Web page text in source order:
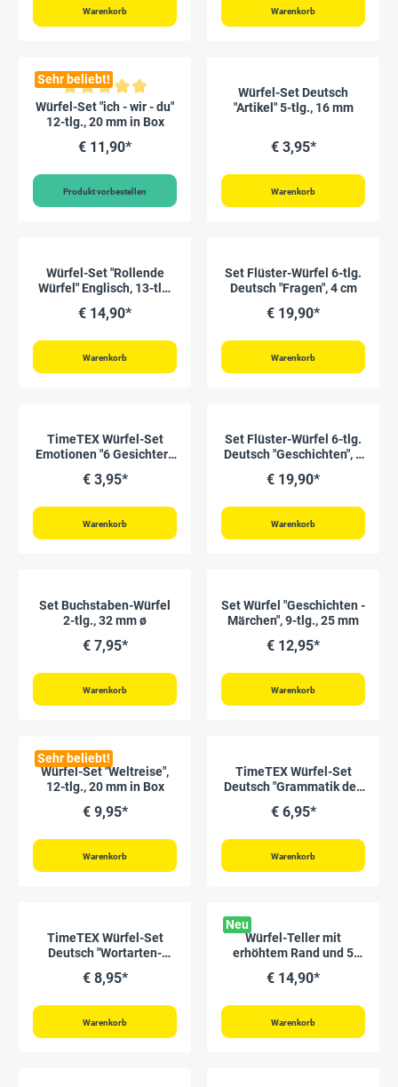
Warenkorb Warenkorb
Sehr beliebt!
Durchschnittliche Bewertung von 5 von 5 Sternen
Würfel-Set "ich - wir - du"
12-tlg., 20 mm in Box
€ 11,90*
Produkt vorbestellen
Würfel-Set Deutsch
"Artikel" 5-tlg., 16 mm
€ 3,95*
Warenkorb
Würfel-Set "Rollende
Würfel" Englisch, 13-tlg.
€ 14,90*
Warenkorb
Set Flüster-Würfel 6-tlg.
Deutsch "Fragen", 4 cm
€ 19,90*
Warenkorb
TimeTEX Würfel-Set
Emotionen "6 Gesichter",
€ 3,95*
Warenkorb
Set Flüster-Würfel 6-tlg.
Deutsch "Geschichten", 4
€ 19,90*
Warenkorb
Set Buchstaben-Würfel
2-tlg., 32 mm ø
€ 7,95*
Warenkorb
Set Würfel "Geschichten -
Märchen", 9-tlg., 25 mm
€ 12,95*
Warenkorb
Sehr beliebt!
Würfel-Set "Weltreise",
12-tlg., 20 mm in Box
€ 9,95*
Warenkorb
TimeTEX Würfel-Set
Deutsch "Grammatik des
€ 6,95*
Warenkorb
TimeTEX Würfel-Set
Deutsch "Wortarten-
"Montessori Premium"
€ 8,95*
Warenkorb
Neu
Würfel-Teller mit
erhöhtem Rand und 5
€ 14,90*
Warenkorb